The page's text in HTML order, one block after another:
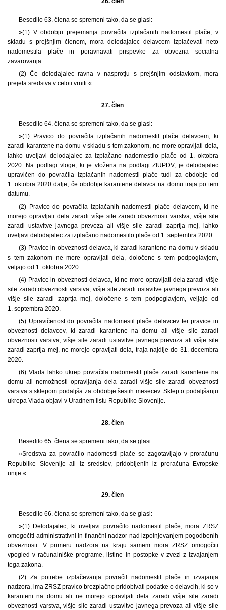
Besedilo 63. člena se spremeni tako, da se glasi:
»(1) V obdobju prejemanja povračila izplačanih nadomestil plače, v
skladu s prejšnjim členom, mora delodajalec delavcem izplačevati neto
nadomestila plače in poravnavati prispevke za obvezna socialna
zavarovanja.
(2) Če delodajalec ravna v nasprotju s prejšnjim odstavkom, mora
prejeta sredstva v celoti vrniti.«.
27. člen
Besedilo 64. člena se spremeni tako, da se glasi:
»(1) Pravico do povračila izplačanih nadomestil plače delavcem, ki
zaradi karantene na domu v skladu s tem zakonom, ne more opravljati dela,
lahko uveljavi delodajalec za izplačano nadomestilo plače od 1. oktobra
2020. Na podlagi vloge, ki je vložena na podlagi ZIUPDV, je delodajalec
upravičen do povračila izplačanih nadomestil plače tudi za obdobje od
1. oktobra 2020 dalje, če obdobje karantene delavca na domu traja po tem
datumu.
(2) Pravico do povračila izplačanih nadomestil plače delavcem, ki ne
morejo opravljati dela zaradi višje sile zaradi obveznosti varstva, višje sile
zaradi ustavitve javnega prevoza ali višje sile zaradi zaprtja mej, lahko
uveljavi delodajalec za izplačano nadomestilo plače od 1. septembra 2020.
(3) Pravice in obveznosti delavca, ki zaradi karantene na domu v skladu
s tem zakonom ne more opravljati dela, določene s tem podpoglavjem,
veljajo od 1. oktobra 2020.
(4) Pravice in obveznosti delavca, ki ne more opravljati dela zaradi višje
sile zaradi obveznosti varstva, višje sile zaradi ustavitve javnega prevoza ali
višje sile zaradi zaprtja mej, določene s tem podpoglavjem, veljajo od
1. septembra 2020.
(5) Upravičenost do povračila nadomestil plače delavcev ter pravice in
obveznosti delavcev, ki zaradi karantene na domu ali višje sile zaradi
obveznosti varstva, višje sile zaradi ustavitve javnega prevoza ali višje sile
zaradi zaprtja mej, ne morejo opravljati dela, traja najdlje do 31. decembra
2020.
(6) Vlada lahko ukrep povračila nadomestil plače zaradi karantene na
domu ali nemožnosti opravljanja dela zaradi višje sile zaradi obveznosti
varstva s sklepom podaljša za obdobje šestih mesecev. Sklep o podaljšanju
ukrepa Vlada objavi v Uradnem listu Republike Slovenije.
28. člen
Besedilo 65. člena se spremeni tako, da se glasi:
»Sredstva za povračilo nadomestil plače se zagotavljajo v proračunu
Republike Slovenije ali iz sredstev, pridobljenih iz proračuna Evropske
unije.«.
29. člen
Besedilo 66. člena se spremeni tako, da se glasi:
»(1) Delodajalec, ki uveljavi povračilo nadomestil plače, mora ZRSZ
omogočiti administrativni in finančni nadzor nad izpolnjevanjem pogodbenih
obveznosti. V primeru nadzora na kraju samem mora ZRSZ omogočiti
vpogled v računalniške programe, listine in postopke v zvezi z izvajanjem
tega zakona.
(2) Za potrebe izplačevanja povračil nadomestil plače in izvajanja
nadzora, ima ZRSZ pravico brezplačno pridobivati podatke o delavcih, ki so v
karanteni na domu ali ne morejo opravljati dela zaradi višje sile zaradi
obveznosti varstva, višje sile zaradi ustavitve javnega prevoza ali višje sile